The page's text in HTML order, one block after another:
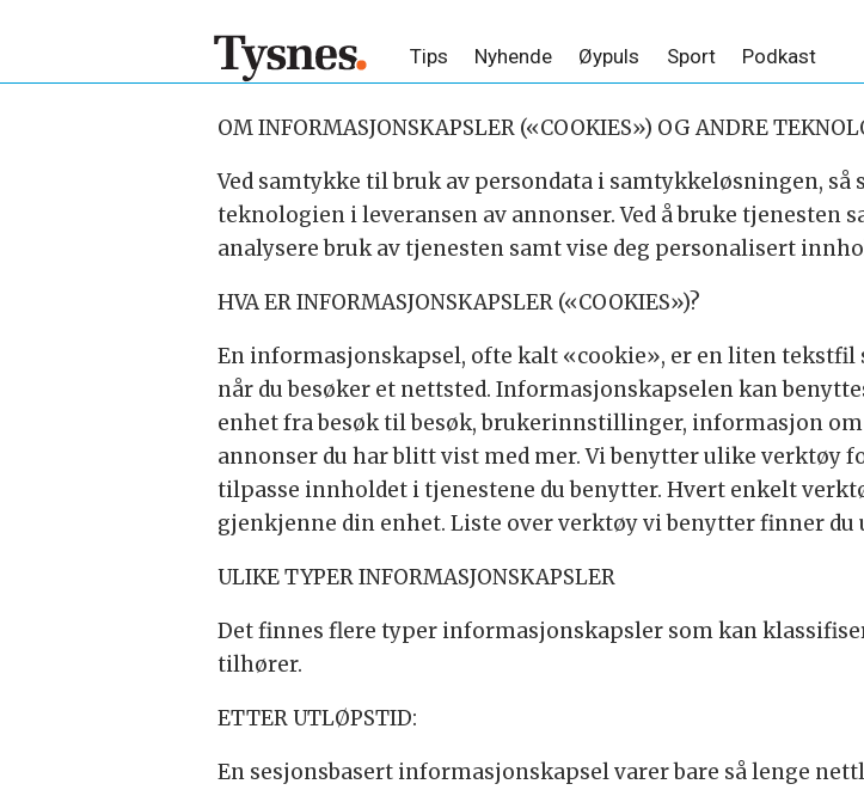
Tips Nyhende Øypuls Sport Podkast
Informasjonskapsler
OM INFORMASJONSKAPSLER («COOKIES») OG ANDRE
Ved samtykke til bruk av persondata i samtykkeløsningen,
teknologien i leveransen av annonser. Ved å bruke tjenesten
analysere bruk av tjenesten samt vise deg personalisert
HVA ER INFORMASJONSKAPSLER («COOKIES»)?
En informasjonskapsel, ofte kalt «cookie», er en liten tekstfil
når du besøker et nettsted. Informasjonskapselen kan
enhet fra besøk til besøk, brukerinnstillinger, informasjon
annonser du har blitt vist med mer. Vi benytter ulike verktøy
tilpasse innholdet i tjenestene du benytter. Hvert enkelt
gjenkjenne din enhet. Liste over verktøy vi benytter finner du
ULIKE TYPER INFORMASJONSKAPSLER
Det finnes flere typer informasjonskapsler som kan
tilhører.
ETTER UTLØPSTID:
En sesjonsbasert informasjonskapsel varer bare så lenge